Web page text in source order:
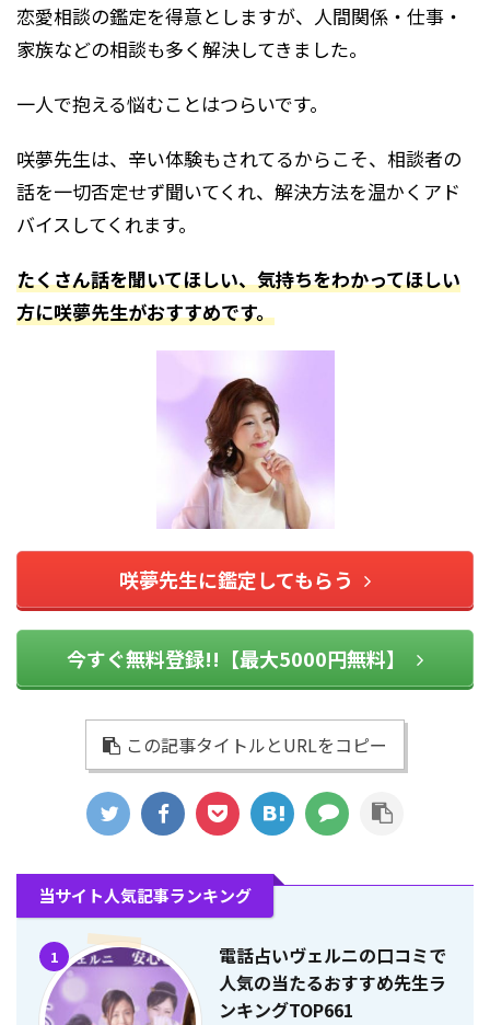
恋愛相談の鑑定を得意としますが、人間関係・仕事・
家族などの相談も多く解決してきました。
一人で抱える悩むことはつらいです。
咲夢先生は、辛い体験もされてるからこそ、相談者の
話を一切否定せず聞いてくれ、解決方法を温かくアド
バイスしてくれます。
たくさん話を聞いてほしい、気持ちをわかってほしい
方に咲夢先生がおすすめです。
咲夢先生に鑑定してもらう
今すぐ無料登録!!【最大5000円無料】
この記事タイトルとURLをコピー
当サイト人気記事ランキング
1
電話占いヴェルニの口コミで
人気の当たるおすすめ先生ラ
ンキングTOP661